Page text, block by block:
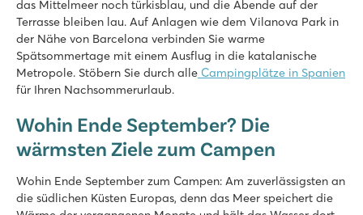
das Mittelmeer noch türkisblau, und die Abende auf der
Terrasse bleiben lau. Auf Anlagen wie dem Vilanova Park in
der Nähe von Barcelona verbinden Sie warme
Spätsommertage mit einem Ausflug in die katalanische
Metropole. Stöbern Sie durch alle Campingplätze in Spanien
für Ihren Nachsommerurlaub.
Wohin Ende September? Die
wärmsten Ziele zum Campen
Wohin Ende September zum Campen: Am zuverlässigsten an
die südlichen Küsten Europas, denn das Meer speichert die